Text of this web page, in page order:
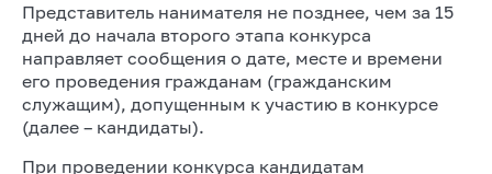
Представитель нанимателя не позднее, чем за 15
дней до начала второго этапа конкурса
направляет сообщения о дате, месте и времени
его проведения гражданам (гражданским
служащим), допущенным к участию в конкурсе
(далее – кандидаты).
При проведении конкурса кандидатам